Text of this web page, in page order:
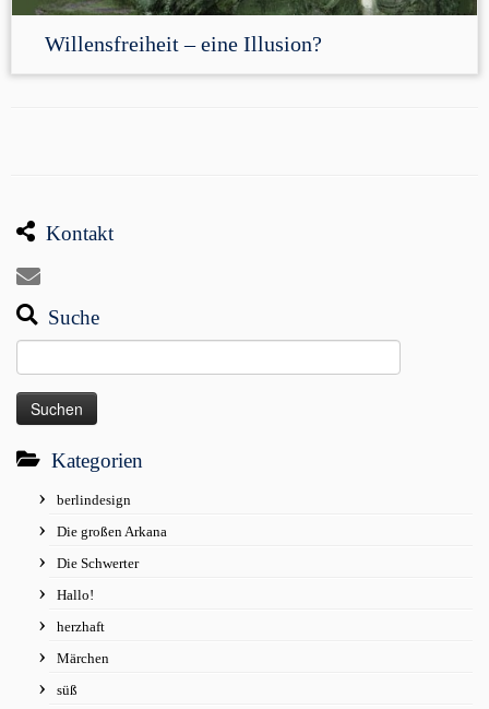
Willensfreiheit – eine Illusion?
Kontakt
Suche
nach:
Kategorien
berlindesign
Die großen Arkana
Die Schwerter
Hallo!
herzhaft
Märchen
süß